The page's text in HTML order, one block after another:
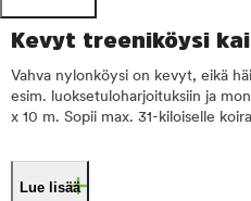
Kevyt treeniköysi
Vahva nylonköysi on kevyt, eikä
esim. luoksetuloharjoituksiin ja
x 10 m. Sopii max. 31-kiloiselle
Lue lisää